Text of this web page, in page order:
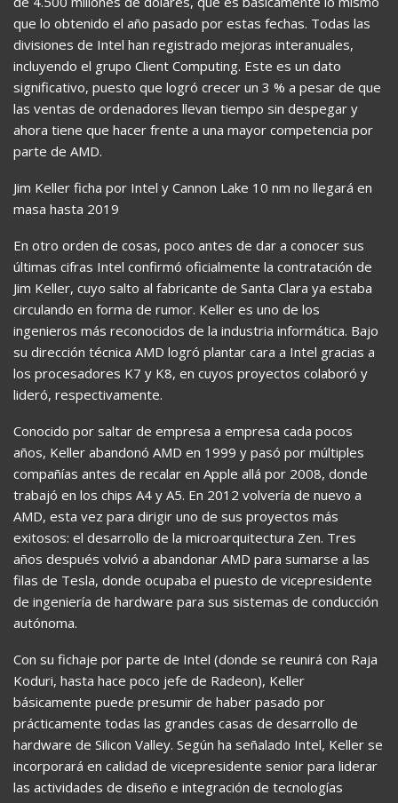
que lo obtenido el año pasado por estas fechas. Todas las
divisiones de Intel han registrado mejoras interanuales,
incluyendo el grupo Client Computing. Este es un dato
significativo, puesto que logró crecer un 3 % a pesar de que
las ventas de ordenadores llevan tiempo sin despegar y
ahora tiene que hacer frente a una mayor competencia por
parte de AMD.
Jim Keller ficha por Intel y Cannon Lake 10 nm no llegará en
masa hasta 2019
En otro orden de cosas, poco antes de dar a conocer sus
últimas cifras Intel confirmó oficialmente la contratación de
Jim Keller, cuyo salto al fabricante de Santa Clara ya estaba
circulando en forma de rumor. Keller es uno de los
ingenieros más reconocidos de la industria informática. Bajo
su dirección técnica AMD logró plantar cara a Intel gracias a
los procesadores K7 y K8, en cuyos proyectos colaboró y
lideró, respectivamente.
Conocido por saltar de empresa a empresa cada pocos
años, Keller abandonó AMD en 1999 y pasó por múltiples
compañías antes de recalar en Apple allá por 2008, donde
trabajó en los chips A4 y A5. En 2012 volvería de nuevo a
AMD, esta vez para dirigir uno de sus proyectos más
exitosos: el desarrollo de la microarquitectura Zen. Tres
años después volvió a abandonar AMD para sumarse a las
filas de Tesla, donde ocupaba el puesto de vicepresidente
de ingeniería de hardware para sus sistemas de conducción
autónoma.
Con su fichaje por parte de Intel (donde se reunirá con Raja
Koduri, hasta hace poco jefe de Radeon), Keller
básicamente puede presumir de haber pasado por
prácticamente todas las grandes casas de desarrollo de
hardware de Silicon Valley. Según ha señalado Intel, Keller se
incorporará en calidad de vicepresidente senior para liderar
las actividades de diseño e integración de tecnologías